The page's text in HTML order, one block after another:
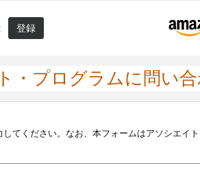
登録
・プログラムに問い
してください。なお、本フォームはアソシエイ